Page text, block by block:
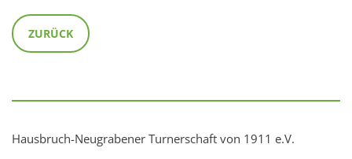
ZURÜCK
Hausbruch-Neugrabener Turnerschaft von 1911 e.V.